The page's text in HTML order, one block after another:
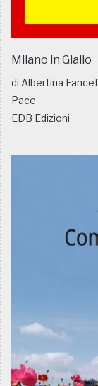
Milano in Giallo
di Albertina
Pace
EDB Edizioni